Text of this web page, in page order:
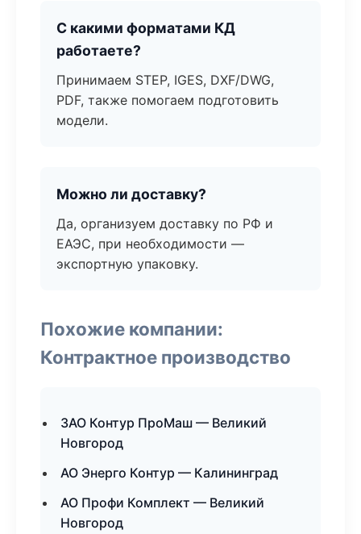
С какими форматами КД
работаете?
Принимаем STEP, IGES, DXF/DWG,
PDF, также помогаем подготовить
модели.
Можно ли доставку?
Да, организуем доставку по РФ и
ЕАЭС, при необходимости —
экспортную упаковку.
Похожие компании:
Контрактное производство
ЗАО Контур ПроМаш — Великий
Новгород
АО Энерго Контур — Калининград
АО Профи Комплект — Великий
Новгород